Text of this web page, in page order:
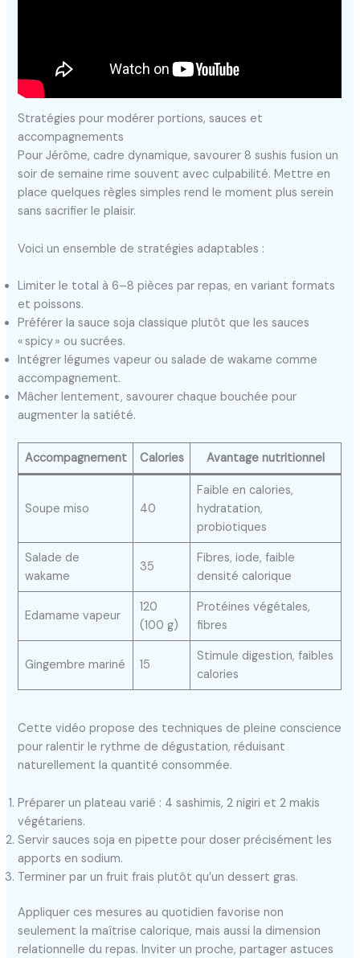
Stratégies pour modérer portions, sauces et
accompagnements
Pour Jérôme, cadre dynamique, savourer 8 sushis fusion un
soir de semaine rime souvent avec culpabilité. Mettre en
place quelques règles simples rend le moment plus serein
sans sacrifier le plaisir.
Voici un ensemble de stratégies adaptables :
Limiter le total à 6–8 pièces par repas, en variant formats
et poissons.
Préférer la sauce soja classique plutôt que les sauces
« spicy » ou sucrées.
Intégrer légumes vapeur ou salade de wakame comme
accompagnement.
Mâcher lentement, savourer chaque bouchée pour
augmenter la satiété.
Accompagnement Calories Avantage nutritionnel
Soupe miso 40
Faible en calories,
hydratation,
probiotiques
Salade de
wakame
35
Fibres, iode, faible
densité calorique
Edamame vapeur
120
(100 g)
Protéines végétales,
fibres
Gingembre mariné 15
Stimule digestion, faibles
calories
Cette vidéo propose des techniques de pleine conscience
pour ralentir le rythme de dégustation, réduisant
naturellement la quantité consommée.
Préparer un plateau varié : 4 sashimis, 2 nigiri et 2 makis
végétariens.
Servir sauces soja en pipette pour doser précisément les
apports en sodium.
Terminer par un fruit frais plutôt qu’un dessert gras.
Appliquer ces mesures au quotidien favorise non
seulement la maîtrise calorique, mais aussi la dimension
relationnelle du repas. Inviter un proche, partager astuces